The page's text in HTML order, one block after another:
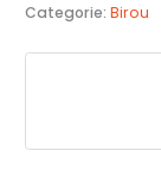
Categorie:Birou